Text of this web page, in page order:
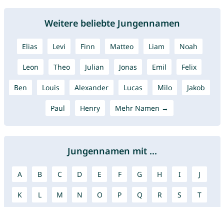
Weitere beliebte Jungennamen
Elias Levi Finn Matteo Liam Noah
Leon Theo Julian Jonas Emil Felix
Ben Louis Alexander Lucas Milo Jakob
Paul Henry Mehr Namen →
Jungennamen mit ...
A B C D E F G H I J
K L M N O P Q R S T